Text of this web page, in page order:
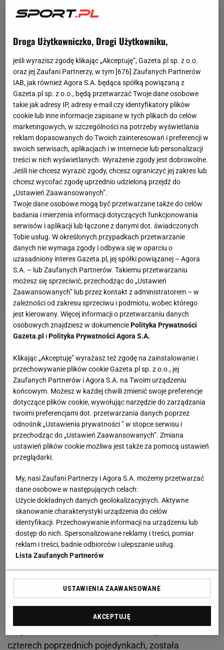
Zobacz wideo Konflikt Igi świątek z Danielle Collins?
Świątek po raz pierwszy od triumfu w US Open
dotarła do najlepszej czwórki turnieju
wielkoszlemowego na twardych kortach. Dokonała
tego w imponującym stylu bez straty seta, choć
eksperci zaznaczali, że Świątek do tej pory nie
musiała mierzyć się z trudnymi momentami. Tych
spodziewano się dopiero w pojedynku z Madison
Keys. 14. zawodniczka świata po drodze pokonała
m.in. Elenę Rybakinę czy Elinę Switolinę. Wcześniej
triumfowała w imprezie w Adelajdzie, co pokazuje jej
wysoką dyspozycję na początku sezonu.
Nerwowy początek. Świątek pokazała klasę w
kluczowym momencie
Keys to tenisistka mocno bijąca - tzw. big-hitterka - a
z takowymi Świątek w drodze do półfinału w
Melbourne się nie mierzyła. Różnica uwidoczniła się
czterech poprzednich pojedynkach, została
Droga Użytkowniczko, Drogi Użytkowniku,
jeśli wyrazisz zgodę klikając „Akceptuję”, Gazeta.pl sp. z o.o.
oraz jej Zaufani Partnerzy, w tym [676] Zaufanych Partnerów
IAB, jak również Agora S.A. będąca spółką powiązaną z
Gazeta.pl sp. z o.o., będą przetwarzać Twoje dane osobowe
takie jak adresy IP, adresy e-mail czy identyfikatory plików
cookie lub inne informacje zapisane w tych plikach do celów
marketingowych, w szczególności na potrzeby wyświetlania
reklam dopasowanych do Twoich zainteresowań i preferencji w
swoich serwisach, aplikacjach i w Internecie lub personalizacji
treści w nich wyświetlanych. Wyrażenie zgody jest dobrowolne.
Jeśli nie chcesz wyrazić zgody, chcesz ograniczyć jej zakres lub
chcesz wycofać zgodę uprzednio udzieloną przejdź do
„Ustawień Zaawansowanych”.
Twoje dane osobowe mogą być przetwarzane także do celów
badania i mierzenia informacji dotyczących funkcjonowania
serwisów i aplikacji lub łączone z danymi dot. świadczonych
Tobie usług. W określonych przypadkach przetwarzanie
danych nie wymaga zgody i odbywa się w oparciu o
uzasadniony interes Gazeta.pl, jej spółki powiązanej – Agora
S.A. – lub Zaufanych Partnerów. Takiemu przetwarzaniu
możesz się sprzeciwić, przechodząc do „Ustawień
Zaawansowanych” lub przez kontakt z administratorem – w
zależności od zakresu sprzeciwu i podmiotu, wobec którego
jest kierowany. Więcej informacji o przetwarzaniu danych
osobowych znajdziesz w dokumenciePolityka Prywatności
Gazeta.pl iPolityka Prywatności Agora S.A.
Klikając „Akceptuję” wyrażasz też zgodę na zainstalowanie i
przechowywanie plików cookie Gazeta.pl sp. z o.o., jej
Zaufanych Partnerów i Agora S.A. na Twoim urządzeniu
końcowym. Możesz w każdej chwili zmienić swoje preferencje
dotyczące plików cookie, wywołując narzędzie do zarządzania
twoimi preferencjami dot. przetwarzania danych poprzez
odnośnik „Ustawienia prywatności ” w stopce serwisu i
przechodząc do „Ustawień Zaawansowanych”. Zmiana
ustawień plików cookie możliwa jest także za pomocą ustawień
przeglądarki.
My, nasi Zaufani Partnerzy i Agora S.A. możemy przetwarzać
dane osobowe w następujących celach:
Użycie dokładnych danych geolokalizacyjnych. Aktywne
skanowanie charakterystyki urządzenia do celów
identyfikacji. Przechowywanie informacji na urządzeniu lub
dostęp do nich. Spersonalizowane reklamy i treści, pomiar
reklam i treści, badnie odbiorców i ulepszanie usług.
Lista Zaufanych Partnerów
USTAWIENIA ZAAWANSOWANE
AKCEPTUJĘ